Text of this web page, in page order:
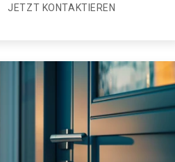
JETZT KONTAKTIEREN